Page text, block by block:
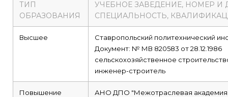
ТИП
ОБРАЗОВАНИЯ
УЧЕБНОЕ ЗАВЕДЕНИЕ, НОМЕР
СПЕЦИАЛЬНОСТЬ,
Высшее
Ставропольский политехнический
Документ: № МВ 820583 от 28.12.1986
сельскохозяйственное
инженер-строитель
Повышение
АНО ДПО "Межотраслевая академия